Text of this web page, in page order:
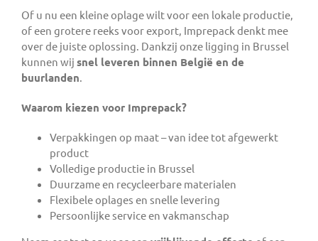
Of u nu een kleine oplage wilt voor een lokale productie,
of een grotere reeks voor export, Imprepack denkt mee
over de juiste oplossing. Dankzij onze ligging in Brussel
kunnen wij snel leveren binnen België en de
buurlanden
Waarom kiezen voor Imprepack?
Verpakkingen op maat – van idee tot afgewerkt
product
Volledige productie in Brussel
Duurzame en recycleerbare materialen
Flexibele oplages en snelle levering
Persoonlijke service en vakmanschap